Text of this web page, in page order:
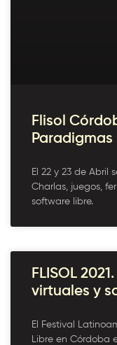
Flisol
Paradigmas
El 22 y 23 de Abril
Charlas, juegos,
software libre.
FLISOL
virtuales y
El Festival
Libre en Córdoba